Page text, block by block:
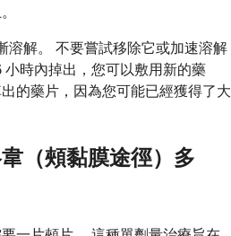
溶解。 不要嘗試移除它或加速溶解
時內掉出，您可以敷用新的藥
的藥片，因為您可能已經獲得了大
（頰黏膜途徑）多